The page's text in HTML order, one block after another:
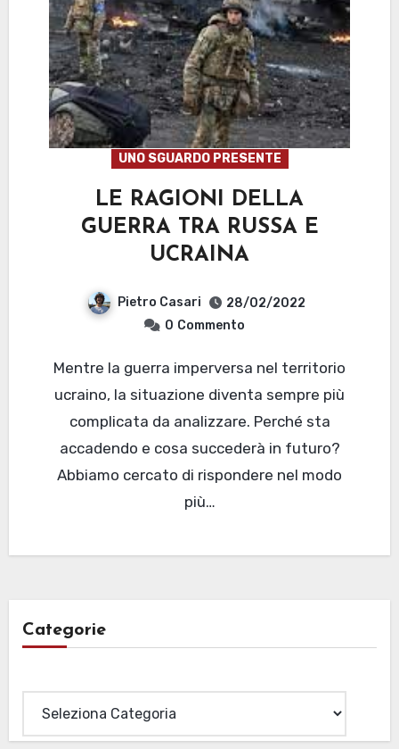
UNO SGUARDO PRESENTE
LE RAGIONI DELLA
GUERRA TRA RUSSA E
UCRAINA
Pietro Casari
28/02/2022
0 Commento
Mentre la guerra imperversa nel territorio
ucraino, la situazione diventa sempre più
complicata da analizzare. Perché sta
accadendo e cosa succederà in futuro?
Abbiamo cercato di rispondere nel modo
più…
Categorie